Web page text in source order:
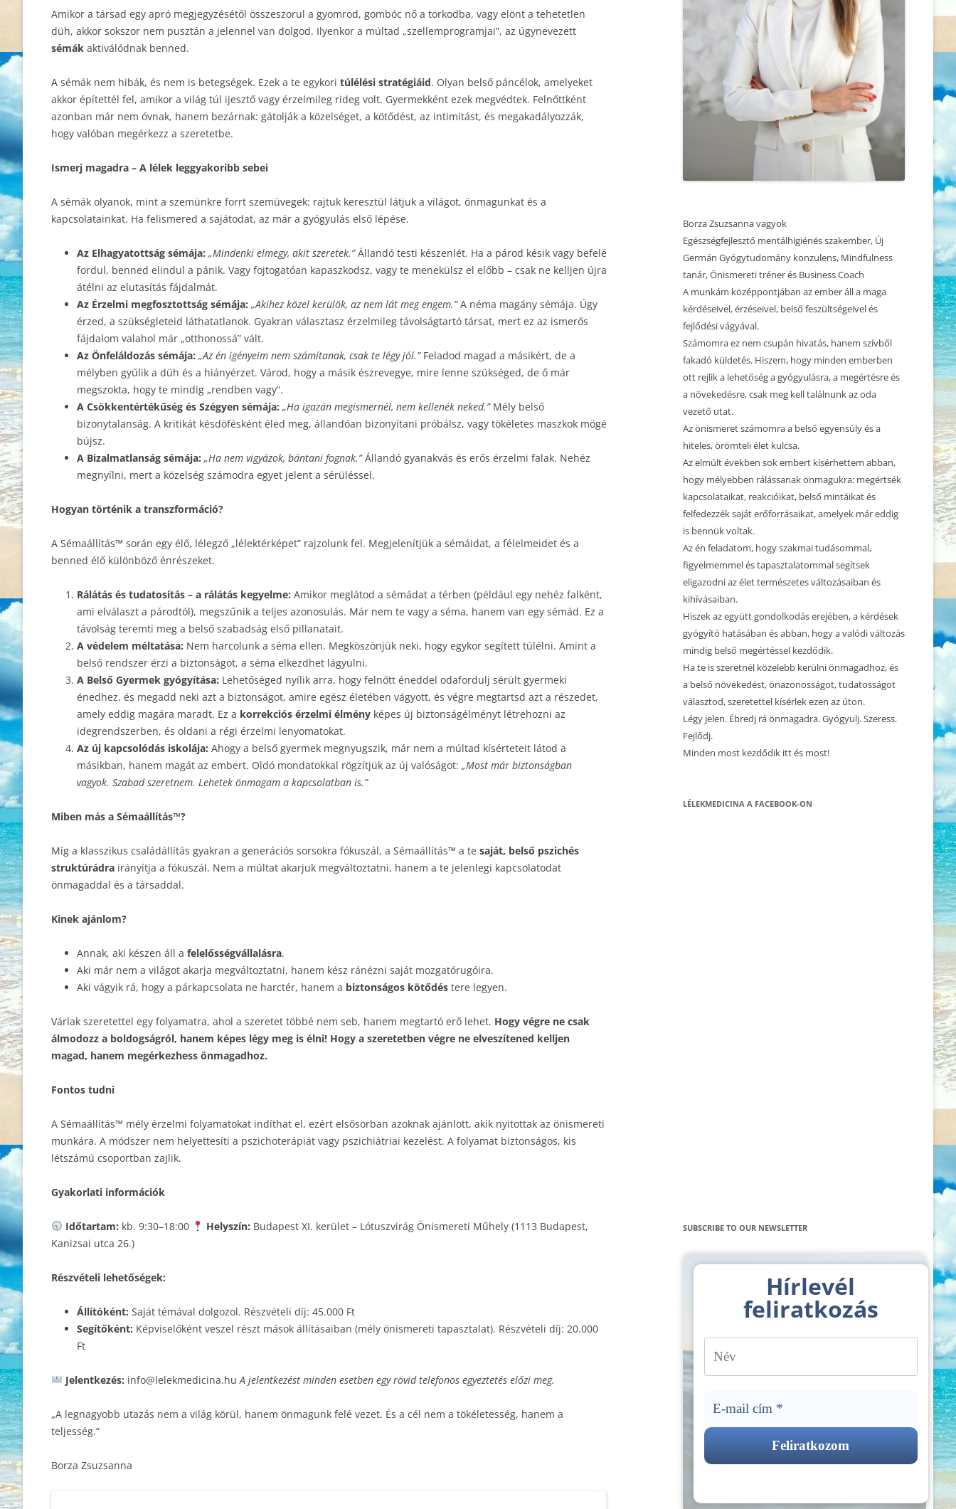
LEGMAGÁNYOSABBAK?
AMIKOR A HITRENDSZER
MEGROPPAN
SZERETSZ, VAGY RAGASZKODSZ?
MINDEN BIRKÁNAK KELL EGY
MINDEN ÚT AZ ELSŐ LÉPÉSSEL
KEZDŐDIK
BEMUTATKOZÁS
2025.04.25. MEDITÁCIÓ ÉS
ÖNISMERET – WORKSHOP
2025.04.27. CSALÁDÁLLÍTÁS
2025.04.12. CSALÁDÁLLÍTÁS
2025.03.14. MEDITÁCIÓ ÉS
ÖNISMERET – WORKSHOP
2025.02.22. CSALÁDÁLLÍTÁS
2025.01.25. CSALÁDÁLLÍTÁS
2024.11.25. MEDITÁCIÓ ÉS
ÖNISMERET – WORKSHOP
2024.11.04. MEDITÁCIÓ ÉS
2024.10.21. MEDITÁCIÓ ÉS
ÖNISMERET – WORKSHOP
2024.09.16. MEDITÁCIÓ ÉS
ÖNISMERET – WORKSHOP
BETELT! 2023.12.30. ÉVZÁRÓ
CSALÁDÁLLÍTÁS 2.
2023.12.10. CSALÁDÁLLÍTÁS
2023.12.02. CSALÁDÁLLÍTÁS
2023.10.23. CSALÁDÁLLÍTÁS
2023.05.21. CSALÁDÁLLÍTÁS
2023.05.01. CSALÁDÁLLÍTÁS
Amikor a társad egy apró megjegyzésétől összeszorul a gyomrod, gombóc nő a torkodba, vagy elönt a tehetetlen
düh, akkor sokszor nem pusztán a jelennel van dolgod. Ilyenkor a múltad „szellemprogramjai”, az úgynevezett
sémák aktiválódnak benned.
A sémák nem hibák, és nem is betegségek. Ezek a te egykori túlélési stratégiáid. Olyan belső páncélok, amelyeket
akkor építettél fel, amikor a világ túl ijesztő vagy érzelmileg rideg volt. Gyermekként ezek megvédtek. Felnőttként
azonban már nem óvnak, hanem bezárnak: gátolják a közelséget, a kötődést, az intimitást, és megakadályozzák,
hogy valóban megérkezz a szeretetbe.
Ismerj magadra – A lélek leggyakoribb sebei
A sémák olyanok, mint a szemünkre forrt szemüvegek: rajtuk keresztül látjuk a világot, önmagunkat és a
kapcsolatainkat. Ha felismered a sajátodat, az már a gyógyulás első lépése.
Az Elhagyatottság sémája: „Mindenki elmegy, akit szeretek.”Állandó testi készenlét. Ha a párod késik vagy befelé
fordul, benned elindul a pánik. Vagy fojtogatóan kapaszkodsz, vagy te menekülsz el előbb – csak ne kelljen újra
átélni az elutasítás fájdalmát.
Az Érzelmi megfosztottság sémája: „Akihez közel kerülök, az nem lát meg engem.”A néma magány sémája. Úgy
érzed, a szükségleteid láthatatlanok. Gyakran választasz érzelmileg távolságtartó társat, mert ez az ismerős
fájdalom valahol már „otthonossá” vált.
Az Önfeláldozás sémája: „Az én igényeim nem számítanak, csak te légy jól.”Feladod magad a másikért, de a
mélyben gyűlik a düh és a hiányérzet. Várod, hogy a másik észrevegye, mire lenne szükséged, de ő már
megszokta, hogy te mindig „rendben vagy”.
A Csökkentértékűség és Szégyen sémája: „Ha igazán megismernél, nem kellenék neked.”Mély belső
bizonytalanság. A kritikát késdöfésként éled meg, állandóan bizonyítani próbálsz, vagy tökéletes maszkok mögé
bújsz.
A Bizalmatlanság sémája: „Ha nem vigyázok, bántani fognak.”Állandó gyanakvás és erős érzelmi falak. Nehéz
megnyílni, mert a közelség számodra egyet jelent a sérüléssel.
Hogyan történik a transzformáció?
A Sémaállítás™ során egy élő, lélegző „lélektérképet” rajzolunk fel. Megjelenítjük a sémáidat, a félelmeidet és a
benned élő különböző énrészeket.
Rálátás és tudatosítás – a rálátás kegyelme: Amikor meglátod a sémádat a térben (például egy nehéz falként,
ami elválaszt a párodtól), megszűnik a teljes azonosulás. Már nem te vagy a séma, hanem van egy sémád. Ez a
távolság teremti meg a belső szabadság első pillanatait.
A védelem méltatása: Nem harcolunk a séma ellen. Megköszönjük neki, hogy egykor segített túlélni. Amint a
belső rendszer érzi a biztonságot, a séma elkezdhet lágyulni.
A Belső Gyermek gyógyítása: Lehetőséged nyílik arra, hogy felnőtt éneddel odafordulj sérült gyermeki
énedhez, és megadd neki azt a biztonságot, amire egész életében vágyott, és végre megtartsd azt a részedet,
amely eddig magára maradt. Ez a korrekciós érzelmi élmény képes új biztonságélményt létrehozni az
idegrendszerben, és oldani a régi érzelmi lenyomatokat.
Az új kapcsolódás iskolája: Ahogy a belső gyermek megnyugszik, már nem a múltad kísérteteit látod a
másikban, hanem magát az embert. Oldó mondatokkal rögzítjük az új valóságot: „Most már biztonságban
vagyok. Szabad szeretnem. Lehetek önmagam a kapcsolatban is.”
Miben más a Sémaállítás™?
Míg a klasszikus családállítás gyakran a generációs sorsokra fókuszál, a Sémaállítás™ a te saját, belső pszichés
struktúrádra irányítja a fókuszál. Nem a múltat akarjuk megváltoztatni, hanem a te jelenlegi kapcsolatodat
önmagaddal és a társaddal.
Kinek ajánlom?
Annak, aki készen áll a felelősségvállalásra.
Aki már nem a világot akarja megváltoztatni, hanem kész ránézni saját mozgatórugóira.
Aki vágyik rá, hogy a párkapcsolata ne harctér, hanem a biztonságos kötődés tere legyen.
Várlak szeretettel egy folyamatra, ahol a szeretet többé nem seb, hanem megtartó erő lehet. Hogy végre ne csak
álmodozz a boldogságról, hanem képes légy meg is élni! Hogy a szeretetben végre ne elveszítened kelljen
magad, hanem megérkezhess önmagadhoz.
Fontos tudni
A Sémaállítás™ mély érzelmi folyamatokat indíthat el, ezért elsősorban azoknak ajánlott, akik nyitottak az önismereti
munkára. A módszer nem helyettesíti a pszichoterápiát vagy pszichiátriai kezelést. A folyamat biztonságos, kis
létszámú csoportban zajlik.
Gyakorlati információk
Időtartam: kb. 9:30–18:00 Helyszín: Budapest XI. kerület – Lótuszvirág Önismereti Műhely (1113 Budapest,
Kanizsai utca 26.)
Részvételi lehetőségek:
Állítóként: Saját témával dolgozol. Részvételi díj: 45.000 Ft
Segítőként: Képviselőként veszel részt mások állításaiban (mély önismereti tapasztalat). Részvételi díj: 20.000
Ft
Jelentkezés: info@lelekmedicina.hu A jelentkezést minden esetben egy rövid telefonos egyeztetés előzi meg.
„A legnagyobb utazás nem a világ körül, hanem önmagunk felé vezet. És a cél nem a tökéletesség, hanem a
teljesség.”
Borza Zsuzsanna
Borza Zsuzsanna vagyok
Egészségfejlesztő mentálhigiénés szakember, Új
Germán Gyógytudomány konzulens, Mindfulness
tanár, Önismereti tréner és Business Coach
A munkám középpontjában az ember áll a maga
kérdéseivel, érzéseivel, belső feszültségeivel és
fejlődési vágyával.
Számomra ez nem csupán hivatás, hanem szívből
fakadó küldetés. Hiszem, hogy minden emberben
ott rejlik a lehetőség a gyógyulásra, a megértésre és
a növekedésre, csak meg kell találnunk az oda
vezető utat.
Az önismeret számomra a belső egyensúly és a
hiteles, örömteli élet kulcsa.
Az elmúlt években sok embert kísérhettem abban,
hogy mélyebben rálássanak önmagukra: megértsék
kapcsolataikat, reakcióikat, belső mintáikat és
felfedezzék saját erőforrásaikat, amelyek már eddig
is bennük voltak.
Az én feladatom, hogy szakmai tudásommal,
figyelmemmel és tapasztalatommal segítsek
eligazodni az élet természetes változásaiban és
kihívásaiban.
Hiszek az együtt gondolkodás erejében, a kérdések
gyógyító hatásában és abban, hogy a valódi változás
mindig belső megértéssel kezdődik.
Ha te is szeretnél közelebb kerülni önmagadhoz, és
a belső növekedést, önazonosságot, tudatosságot
választod, szeretettel kísérlek ezen az úton.
Légy jelen. Ébredj rá önmagadra. Gyógyulj. Szeress.
Fejlődj.
Minden most kezdődik itt és most!
LÉLEKMEDICINA A FACEBOOK-ON
SUBSCRIBE TO OUR NEWSLETTER
Hírlevél
feliratkozás